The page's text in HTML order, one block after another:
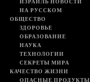
ИЗРАИЛЬ НОВОСТИ
НА РУССКОМ
ОБЩЕСТВО
ЗДОРОВЬЕ
ОБРАЗОВАНИЕ
НАУКА
ТЕХНОЛОГИИ
СЕКРЕТЫ МИРА
КАЧЕСТВО ЖИЗНИ
ОПАСНЫЕ ПРОДУКТЫ